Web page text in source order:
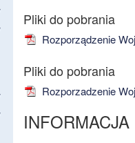
Rozporządzenie
Rozporzadzenie
INFORMACJA